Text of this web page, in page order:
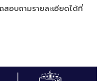
อบถามรายละเอียดได้ที่